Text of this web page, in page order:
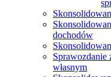
dochodów
Sprawozdanie
własnym